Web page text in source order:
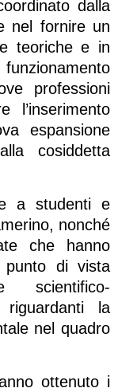
dalla
nel fornire un
teoriche e in
professioni
l’inserimento
espansione
cosiddetta
a studenti e
nonché
che hanno
punto di vista
scientifico-
la
nel quadro
ottenuto i